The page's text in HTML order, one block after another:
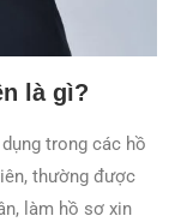
là gì?
trong các hồ
thường được
làm hồ sơ xin